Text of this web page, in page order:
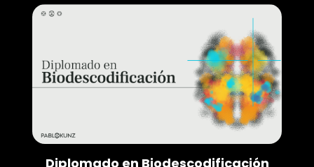
Diplomado en Biodescodificación